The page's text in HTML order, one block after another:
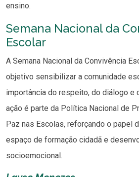
ensino.
Semana Nacional da
Escolar
A Semana Nacional da Convivência
objetivo sensibilizar a comunidade
importância do respeito, do diálogo e
ação é parte da Política Nacional de
Paz nas Escolas, reforçando o papel
espaço de formação cidadã e
socioemocional.